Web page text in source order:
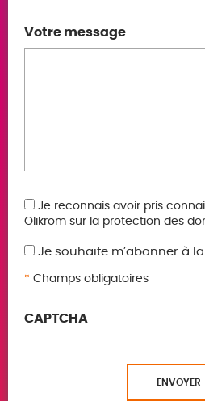
Votre message
RGPD
*
Je reconnais avoir pris
Olikrom sur la protection des
Je souhaite m’abonner à
* Champs obligatoires
CAPTCHA
ENVOYER